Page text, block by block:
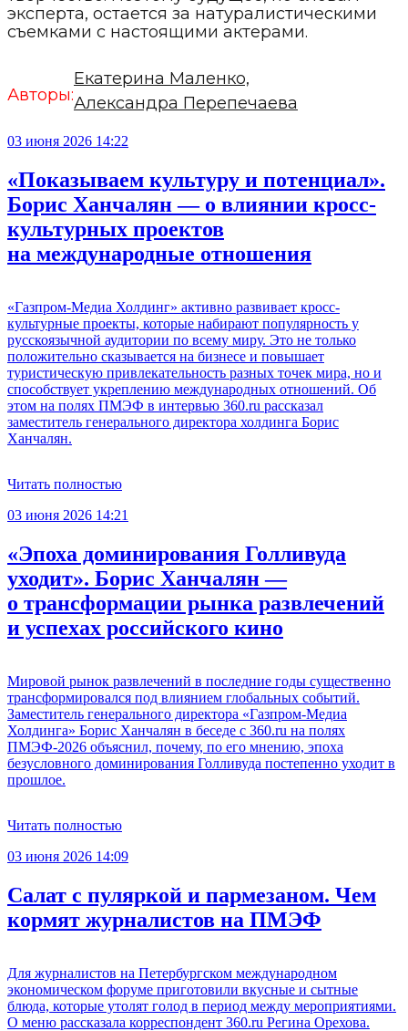
эксперта, остается за натуралистическими
съемками с настоящими актерами.
Авторы:
Екатерина Маленко,
Александра Перепечаева
03 июня 2026 14:22
«Показываем культуру и потенциал».
Борис Ханчалян — о влиянии кросс-
культурных проектов
на международные отношения
«Газпром-Медиа Холдинг» активно развивает кросс-
культурные проекты, которые набирают популярность у
русскоязычной аудитории по всему миру. Это не только
положительно сказывается на бизнесе и повышает
туристическую привлекательность разных точек мира, но и
способствует укреплению международных отношений. Об
этом на полях ПМЭФ в интервью 360.ru рассказал
заместитель генерального директора холдинга Борис
Ханчалян.
Читать полностью
03 июня 2026 14:21
«Эпоха доминирования Голливуда
уходит». Борис Ханчалян —
о трансформации рынка развлечений
и успехах российского кино
Мировой рынок развлечений в последние годы существенно
трансформировался под влиянием глобальных событий.
Заместитель генерального директора «Газпром-Медиа
Холдинга» Борис Ханчалян в беседе с 360.ru на полях
ПМЭФ-2026 объяснил, почему, по его мнению, эпоха
безусловного доминирования Голливуда постепенно уходит в
прошлое.
Читать полностью
03 июня 2026 14:09
Салат с пуляркой и пармезаном. Чем
кормят журналистов на ПМЭФ
Для журналистов на Петербургском международном
экономическом форуме приготовили вкусные и сытные
блюда, которые утолят голод в период между мероприятиями.
О меню рассказала корреспондент 360.ru Регина Орехова.